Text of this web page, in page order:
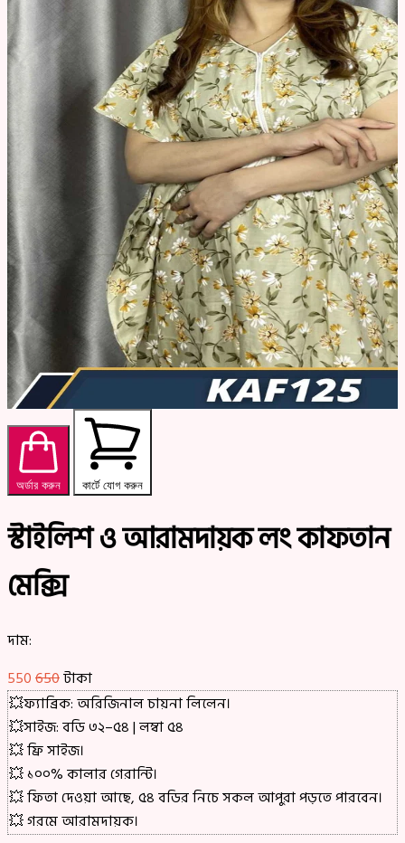
অর্ডার করুন কার্টে যোগ করুন
স্টাইলিশ ও আরামদায়ক লং কাফতান
মেক্সি
দাম:
550650টাকা
💥ফ্যাব্রিক: অরিজিনাল চায়না লিলেন।
💥সাইজ: বডি ৩২–৫৪ | লম্বা ৫৪
💥 ফ্রি সাইজ।
💥 ১০০% কালার গেরান্টি।
💥 ফিতা দেওয়া আছে, ৫৪ বডির নিচে সকল আপুরা পড়তে পারবেন।
💥 গরমে আরামদায়ক।